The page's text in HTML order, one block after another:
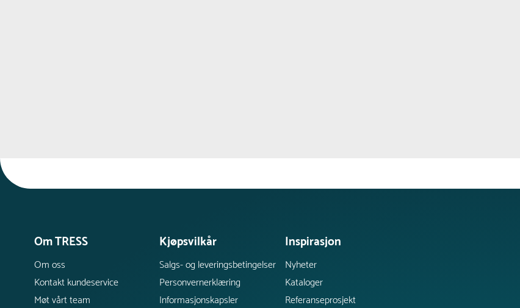
Om TRESS
Om oss
Kontakt kundeservice
Møt vårt team
Kjøpsvilkår
Salgs- og leveringsbetingelser
Personvernerklæring
Informasjonskapsler
Inspirasjon
Nyheter
Kataloger
Referanseprosjekt